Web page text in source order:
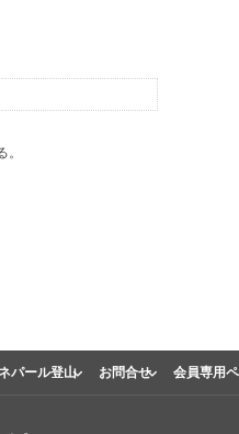
パール登山 お問合せ 会員専用